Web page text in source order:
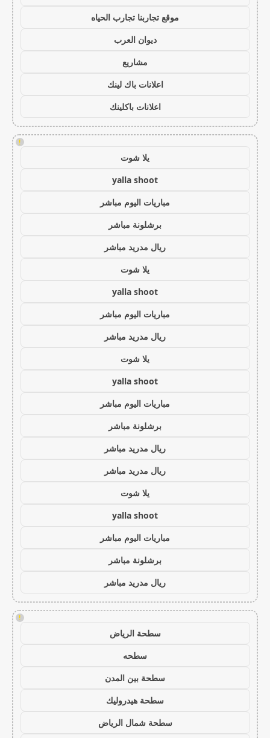
موقع تجاربنا تجارب الحياه
ديوان العرب
مشاريع
اعلانات باك لينك
اعلانات باكلينك
!
يلا شوت
yalla shoot
مباريات اليوم مباشر
برشلونة مباشر
ريال مدريد مباشر
يلا شوت
yalla shoot
مباريات اليوم مباشر
ريال مدريد مباشر
يلا شوت
yalla shoot
مباريات اليوم مباشر
برشلونة مباشر
ريال مدريد مباشر
ريال مدريد مباشر
يلا شوت
yalla shoot
مباريات اليوم مباشر
برشلونة مباشر
ريال مدريد مباشر
!
سطحة الرياض
سطحه
سطحة بين المدن
سطحة هيدروليك
سطحة شمال الرياض